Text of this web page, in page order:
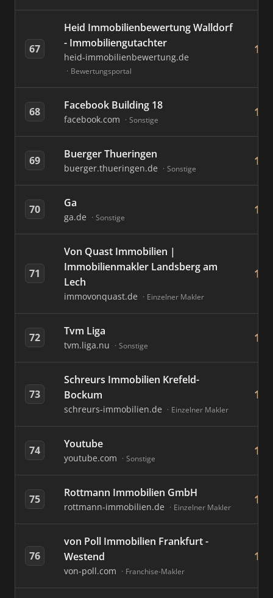
67
Heid Immobilienbewertung Walldorf
- Immobiliengutachter
heid-immobilienbewertung.de
Bewertungsportal
18
68 Facebook Building 18
facebook.com Sonstige
18
69 Buerger Thueringen
buerger.thueringen.de Sonstige
17
70 Ga
ga.de Sonstige
17
71
Von Quast Immobilien |
Immobilienmakler Landsberg am
Lech
immovonquast.de Einzelner Makler
16
72 Tvm Liga
tvm.liga.nu Sonstige
16
73
Schreurs Immobilien Krefeld-
Bockum
schreurs-immobilien.de Einzelner Makler
16
74 Youtube
youtube.com Sonstige
15
75 Rottmann Immobilien GmbH
rottmann-immobilien.de Einzelner Makler
15
76
von Poll Immobilien Frankfurt -
Westend
von-poll.com Franchise-Makler
15